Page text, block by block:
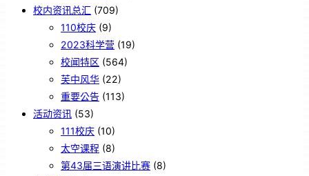
校内资讯总汇 (709)
110校庆 (9)
2023科学营 (19)
校闻特区 (564)
芙中风华 (22)
重要公告 (113)
活动资讯 (53)
111校庆 (10)
太空课程 (8)
第43届三语演讲比赛 (8)